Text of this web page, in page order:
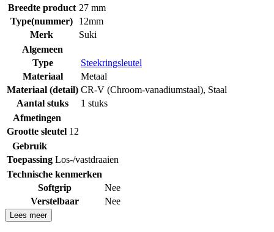
Breedte product 27 mm
Type(nummer)
12mm
Merk
Suki
Algemeen
Type
Steekringsleutel
Materiaal
Metaal
Materiaal (detail) CR-V (Chroom-vanadiumstaal), Staal
Aantal stuks
1 stuks
Afmetingen
Grootte sleutel 12
Gebruik
Toepassing Los-/vastdraaien
Technische kenmerken
Softgrip
Nee
Verstelbaar
Nee
Lees meer